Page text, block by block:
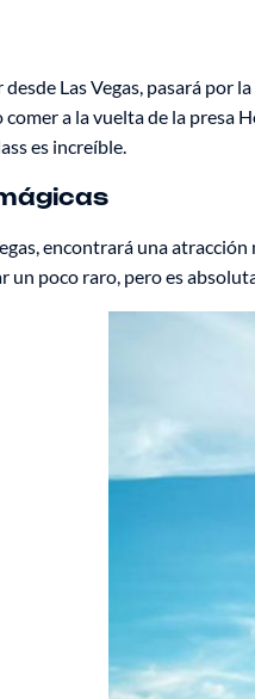
Las Vegas, pasará
a la vuelta de la presa
es increíble.
encontrará una
un poco raro, pero es